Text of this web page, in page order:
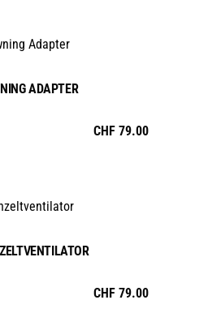
DEN WARENKORB
ADAPTER
CHF 79.00
DEN WARENKORB
CHF 79.00